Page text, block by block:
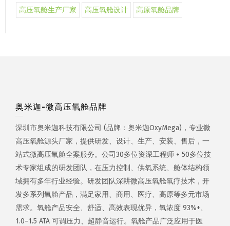
高压氧舱生产厂家 高压氧舱设计 高原氧舱品牌
奥米迦-微高压氧舱品牌
深圳市奥米迦科技有限公司 (品牌：奥米迦OxyMega)，专业微
高压氧舱源头厂家，提供研发、设计、生产、安装、售后，一
站式微高压氧舱全案服务。公司30多位资深工程师 + 50多位技
术专家组成的研发团队，在压力控制、供氧系统、舱体结构领
域拥有多年行业经验。研发团队深耕微高压氧舱氧疗技术，开
发多系列氧舱产品，满足家用、商用、医疗、高原等多元市场
需求。氧舱产品安全、舒适、高效表现优异，氧浓度 93%+、
1.0–1.5 ATA 可调压力、超静音运行。氧舱产品广泛应用于医